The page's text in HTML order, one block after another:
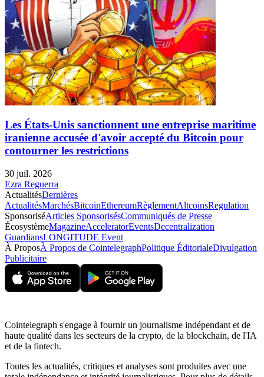
Les États-Unis sanctionnent une entreprise maritime
iranienne accusée d'avoir accepté du Bitcoin pour
contourner les restrictions
30 juil. 2026
Ezra Reguerra
ActualitésDernières
ActualitésMarchésBitcoinEthereumRèglementAltcoinsRegulation
SponsoriséArticles SponsorisésCommuniqués de Presse
ÉcosystèmeMagazineAcceleratorEventsDecentralization
GuardiansLONGITUDE Event
À ProposÀ Propos de CointelegraphPolitique ÉditorialeDivulgation
Publicitaire
Cointelegraph s'engage à fournir un journalisme indépendant et de
haute qualité dans les secteurs de la crypto, de la blockchain, de l'IA
et de la fintech.
Toutes les actualités, critiques et analyses sont produites avec une